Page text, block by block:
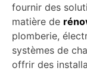
fournir des
matière de
plomberie,
systèmes de
offrir des